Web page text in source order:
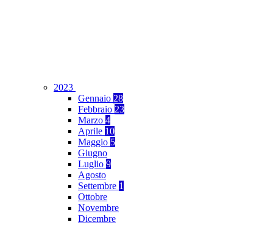
2023
Gennaio 28
Febbraio 23
Marzo 4
Aprile 10
Maggio 5
Giugno
Luglio 9
Agosto
Settembre 1
Ottobre
Novembre
Dicembre